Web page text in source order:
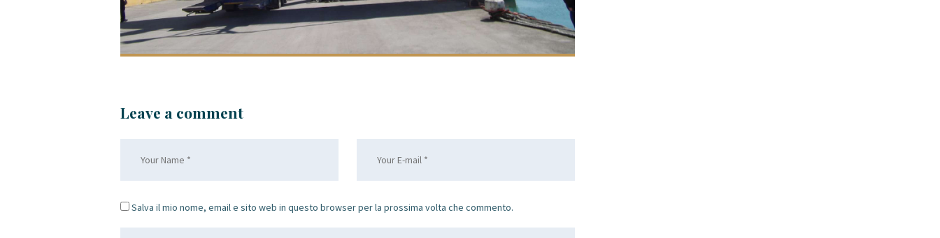
Leave a comment
Salva il mio nome, email e sito web in questo browser per la prossima volta che commento.